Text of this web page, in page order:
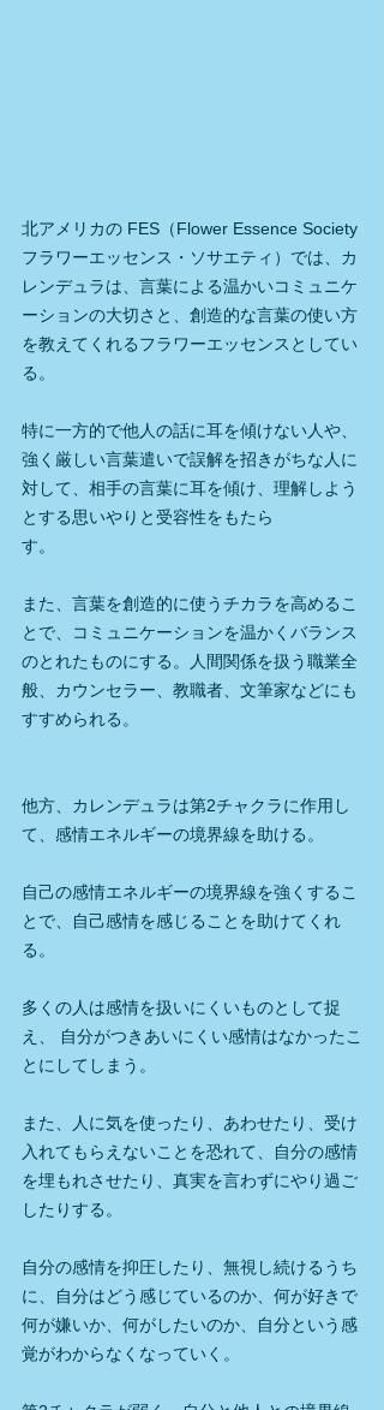
北アメリカの FES（Flower Essence Society
フラワーエッセンス・ソサエティ）では、カ
レンデュラは、言葉による温かいコミュニケ
ーションの大切さと、創造的な言葉の使い方
を教えてくれるフラワーエッセンスとしてい
る。
特に一方的で他人の話に耳を傾けない人や、
強く厳しい言葉遣いで誤解を招きがちな人に
対して、相手の言葉に耳を傾け、理解しよう
とする思いやりと受容性をもたら
す。
また、言葉を創造的に使うチカラを高めるこ
とで、コミュニケーションを温かくバランス
のとれたものにする。人間関係を扱う職業全
般、カウンセラー、教職者、文筆家などにも
すすめられる。
他方、カレンデュラは第2チャクラに作用し
て、感情エネルギーの境界線を助ける。
自己の感情エネルギーの境界線を強くするこ
とで、自己感情を感じることを助けてくれ
る。
多くの人は感情を扱いにくいものとして捉
え、 自分がつきあいにくい感情はなかったこ
とにしてしまう。
また、人に気を使ったり、あわせたり、受け
入れてもらえないことを恐れて、自分の感情
を埋もれさせたり、真実を言わずにやり過ご
したりする。
自分の感情を抑圧したり、無視し続けるうち
に、自分はどう感じているのか、何が好きで
何が嫌いか、何がしたいのか、自分という感
覚がわからなくなっていく。